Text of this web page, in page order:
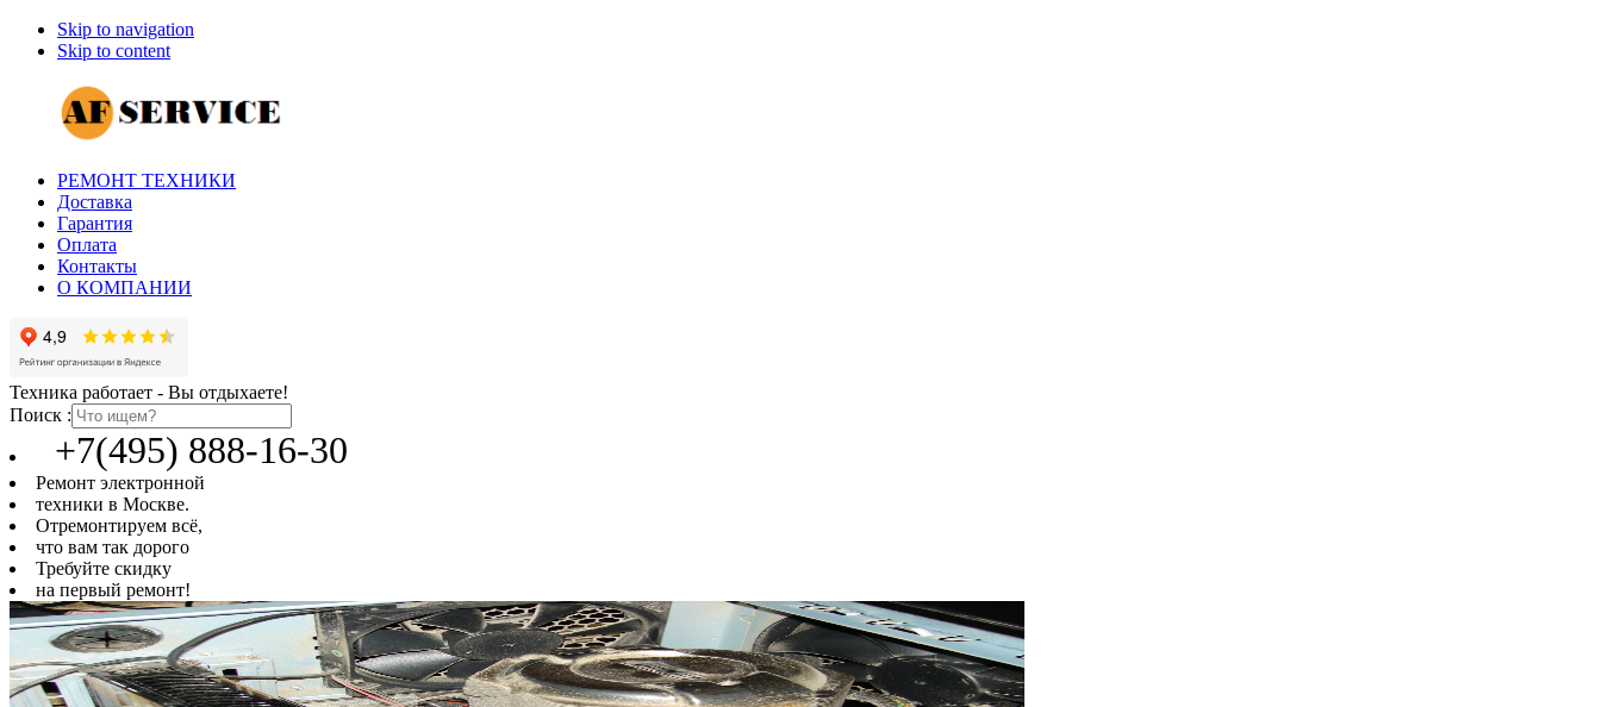
Skip to navigation
Skip to content
РЕМОНТ ТЕХНИКИ
Доставка
Гарантия
Оплата
Контакты
О КОМПАНИИ
Техника работает - Вы отдыхаете!
Поиск :
+7(495) 888-16-30
Ремонт электронной
техники в Москве.
Отремонтируем всё,
что вам так дорого
Требуйте скидку
на первый ремонт!